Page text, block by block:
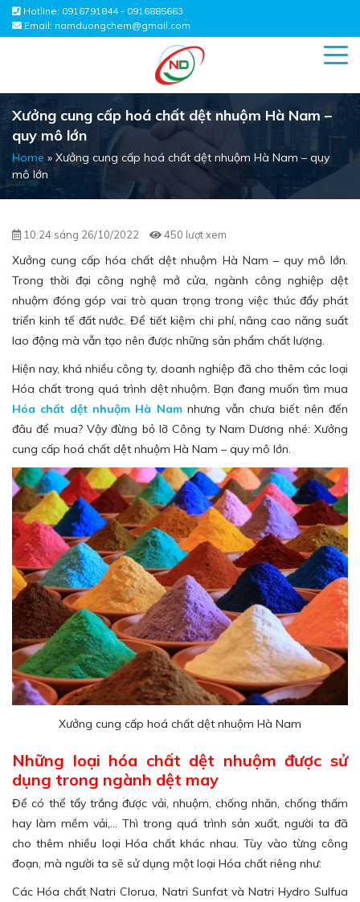
Hotline: 0916791844 - 0916885663
Email: namduongchem@gmail.com
Xưởng cung cấp hoá chất dệt nhuộm Hà Nam –
quy mô lớn
Home»Xưởng cung cấp hoá chất dệt nhuộm Hà Nam – quy
mô lớn
10:24 sáng 26/10/2022 450 lượt xem
Xưởng cung cấp hóa chất dệt nhuộm Hà Nam – quy mô lớn.
Trong thời đại công nghệ mở cửa, ngành công nghiệp dệt
nhuộm đóng góp vai trò quan trọng trong việc thúc đẩy phát
triển kinh tế đất nước. Để tiết kiệm chi phí, nâng cao năng suất
lao động mà vẫn tạo nên được những sản phẩm chất lượng.
Hiện nay, khá nhiều công ty, doanh nghiệp đã cho thêm các loại
Hóa chất trong quá trình dệt nhuộm. Bạn đang muốn tìm mua
Hóa chất dệt nhuộm Hà Namnhưng vẫn chưa biết nên đến
đâu để mua? Vậy đừng bỏ lỡ Công ty Nam Dương nhé: Xưởng
cung cấp hoá chất dệt nhuộm Hà Nam – quy mô lớn.
Xưởng cung cấp hoá chất dệt nhuộm Hà Nam
Những loại hóa chất dệt nhuộm được sử
dụng trong ngành dệt may
Để có thể tẩy trắng được vải, nhuộm, chống nhăn, chống thấm
hay làm mềm vải,… Thì trong quá trình sản xuất, người ta đã
cho thêm nhiều loại Hóa chất khác nhau. Tùy vào từng công
đoạn, mà người ta sẽ sử dụng một loại Hóa chất riêng như:
Các Hóa chất Natri Clorua, Natri Sunfat và Natri Hydro Sulfua